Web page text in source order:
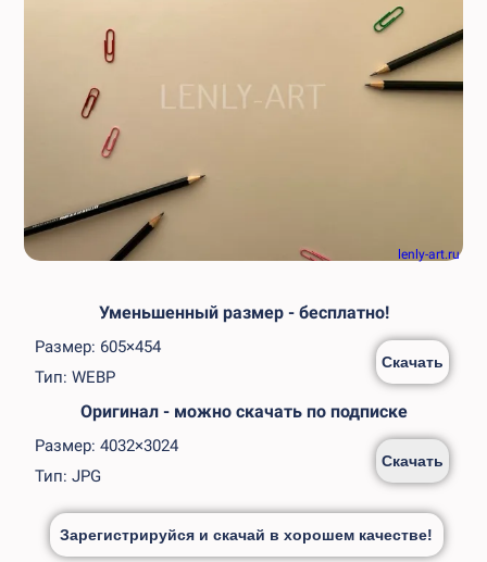
lenly-art.ru
Уменьшенный размер - бесплатно!
Размер: 605×454
Тип: WEBP
Скачать
Оригинал - можно скачать по подписке
Размер: 4032×3024
Тип: JPG
Скачать
Зарегистрируйся и скачай в хорошем качестве!